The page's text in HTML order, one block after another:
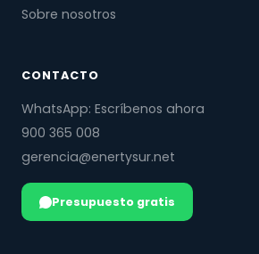
Sobre nosotros
CONTACTO
WhatsApp: Escríbenos ahora
900 365 008
gerencia@enertysur.net
Presupuesto gratis